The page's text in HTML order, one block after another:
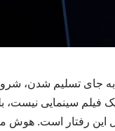
جای تسلیم شدن،
فیلم سینمایی نیست،
این رفتار است. هوش